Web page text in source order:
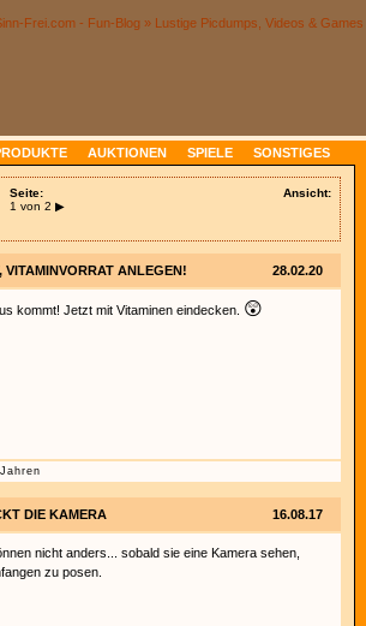
AUKTIONEN SPIELE SONSTIGES
Ansicht:
Seite:
1 von 2 ▶
28.02.20
VITAMINVORRAT ANLEGEN!
kommt! Jetzt mit Vitaminen eindecken. 😲
16.08.17
DIE KAMERA
nicht anders... sobald sie eine Kamera sehen,
zu posen.